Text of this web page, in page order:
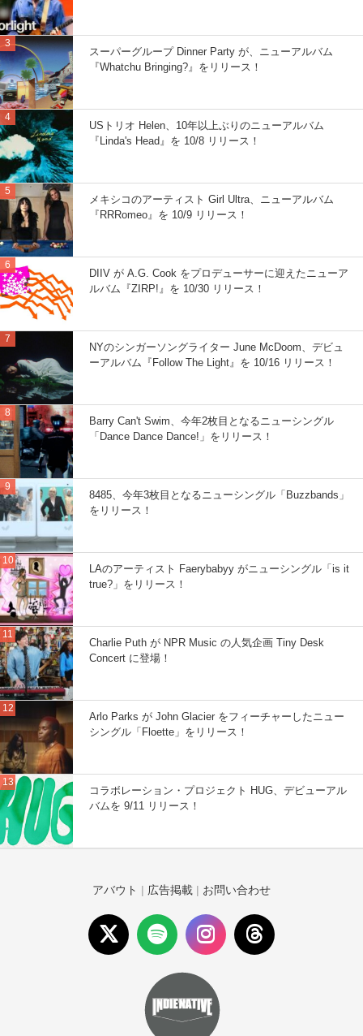
スーパーグループ Dinner Party が、ニューアルバム
『Whatchu Bringing?』をリリース！
USトリオ Helen、10年以上ぶりのニューアルバム
『Linda's Head』を 10/8 リリース！
メキシコのアーティスト Girl Ultra、ニューアルバム
『RRRomeo』を 10/9 リリース！
DIIV が A.G. Cook をプロデューサーに迎えたニューア
ルバム『ZIRP!』を 10/30 リリース！
NYのシンガーソングライター June McDoom、デビュ
ーアルバム『Follow The Light』を 10/16 リリース！
Barry Can't Swim、今年2枚目となるニューシングル
「Dance Dance Dance!」をリリース！
8485、今年3枚目となるニューシングル「Buzzbands」
をリリース！
LAのアーティスト Faerybabyy がニューシングル「is it
true?」をリリース！
Charlie Puth が NPR Music の人気企画 Tiny Desk
Concert に登場！
Arlo Parks が John Glacier をフィーチャーしたニュー
シングル「Floette」をリリース！
コラボレーション・プロジェクト HUG、デビューアル
バムを 9/11 リリース！
アバウト | 広告掲載 | お問い合わせ